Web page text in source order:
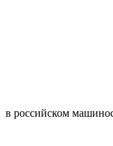
в российском